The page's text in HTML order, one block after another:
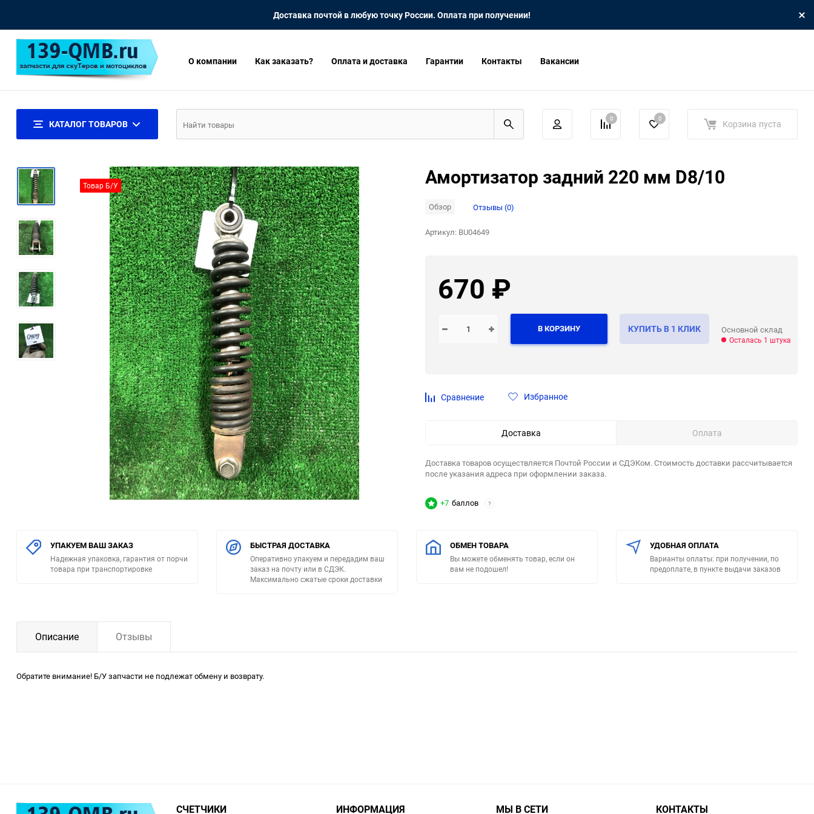
Доставка почтой в любую точку России. Оплата при получении!
О компании Как заказать? Оплата и доставка Гарантии Контакты Вакансии
КАТАЛОГ ТОВАРОВ 0 0 Корзина пуста
Товар Б/У Амортизатор задний 220 мм D8/10
Обзор Отзывы (0)
Артикул: BU04649
670 ₽
В КОРЗИНУ КУПИТЬ В 1 КЛИК Основной склад
Осталась 1 штука
Сравнение Избранное
Доставка Оплата
Доставка товаров осуществляется Почтой России и СДЭКом. Стоимость доставки рассчитывается
после указания адреса при оформлении заказа.
+7 баллов ?
УПАКУЕМ ВАШ ЗАКАЗ
Надежная упаковка, гарантия от порчи
товара при транспортировке
БЫСТРАЯ ДОСТАВКА
Оперативно упакуем и передадим ваш
заказ на почту или в СДЭК.
Максимально сжатые сроки доставки
ОБМЕН ТОВАРА
Вы можете обменять товар, если он
вам не подошел!
УДОБНАЯ ОПЛАТА
Варианты оплаты: при получении, по
предоплате, в пункте выдачи заказов
Описание Отзывы
Обратите внимание! Б/У запчасти не подлежат обмену и возврату.
СЧЕТЧИКИ ИНФОРМАЦИЯ МЫ В СЕТИ КОНТАКТЫ